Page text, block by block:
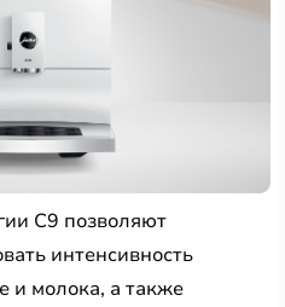
C9 позволяют
интенсивность
и молока, а также